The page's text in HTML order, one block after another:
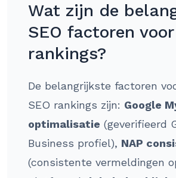
Wat zijn de
SEO factoren
rankings?
De belangrijkste factoren
SEO rankings zijn: Google
optimalisatie (geverifieerd
Business profiel), NAP
(consistente vermeldingen